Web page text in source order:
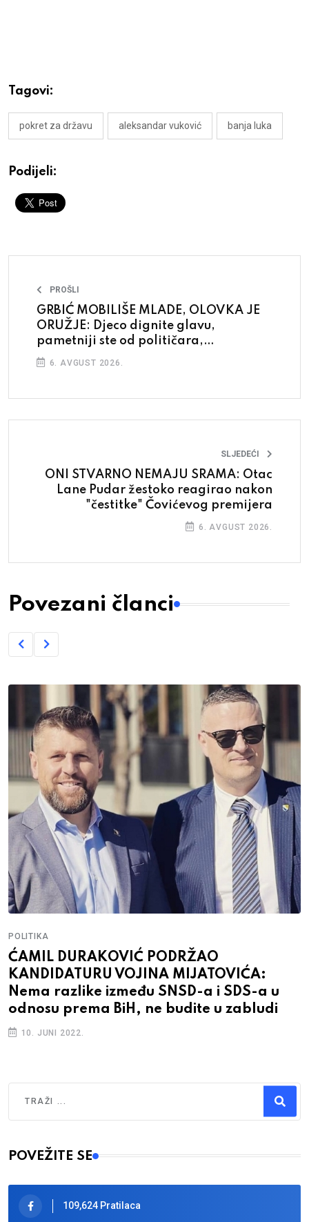
Tagovi:
pokret za državu aleksandar vuković banja luka
Podijeli:
PROŠLI
GRBIĆ MOBILIŠE MLADE, OLOVKA JE
ORUŽJE: Djeco dignite glavu,
pametniji ste od političara,
zaslužujete više od šatora i lijepljenja
plakata
6. AVGUST 2026.
SLJEDEĆI
ONI STVARNO NEMAJU SRAMA: Otac
Lane Pudar žestoko reagirao nakon
"čestitke" Čovićevog premijera
6. AVGUST 2026.
Povezani članci
POLITIKA
ĆAMIL DURAKOVIĆ PODRŽAO
KANDIDATURU VOJINA MIJATOVIĆA:
Nema razlike između SNSD-a i SDS-a u
odnosu prema BiH, ne budite u zabludi
10. JUNI 2022.
Type 2 or more characters for results.
POVEŽITE SE
109,624 Pratilaca